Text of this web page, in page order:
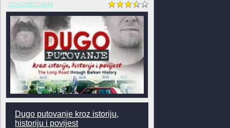
DOKUMENTARNI
Dugo putovanje kroz istoriju,
historiju i povijest